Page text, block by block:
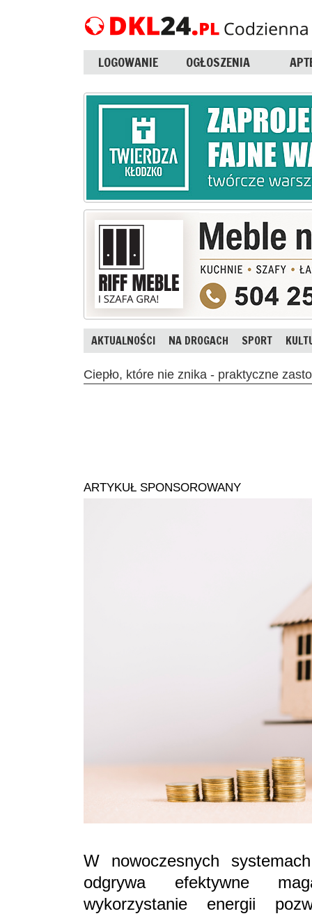
LOGOWANIE OGŁOSZENIA
AKTUALNOŚCI NA DROGACH SPORT
Ciepło, które nie znika - praktyczne
ARTYKUŁ SPONSOROWANY
W nowoczesnych
odgrywa efektywne
wykorzystanie energii